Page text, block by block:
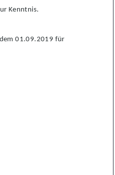
Kenntnis.
01.09.2019 für